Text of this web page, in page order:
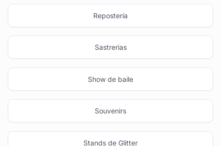
Repostería
Sastrerias
Show de baile
Souvenirs
Stands de Glitter